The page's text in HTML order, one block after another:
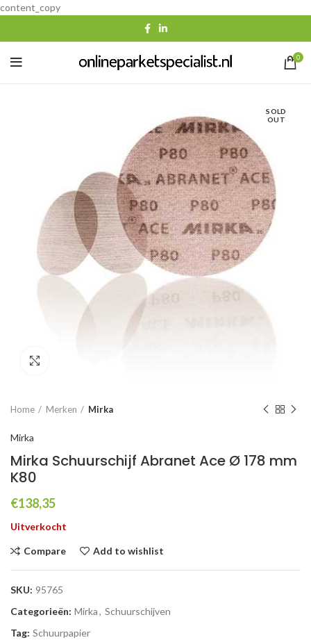
content_copy
0
SOLD
OUT
Home Merken Mirka
Mirka
Mirka Schuurschijf Abranet Ace Ø 178 mm
K80
€138,35
Uitverkocht
Compare Add to wishlist
SKU: 95765
Categorieën: Mirka, Schuurschijven
Tag: Schuurpapier